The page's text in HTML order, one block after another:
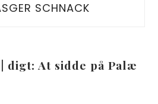
SCHNACK
digt: At sidde på Palæ